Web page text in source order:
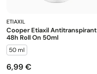
ETIAXIL
Cooper Etiaxil Antitranspirant
48h Roll On 50ml
50 ml
Prix
6,99 €